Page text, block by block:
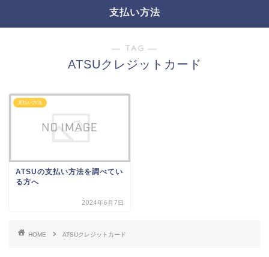
支払い方法
― TAG ―
ATSUクレジットカード
支払い方法
ATSUの支払い方法を調べてい
る方へ
2024年6月7日
HOME ATSUクレジットカード